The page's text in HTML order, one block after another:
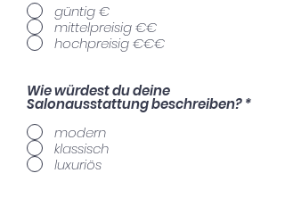
güntig €
mittelpreisig €€
hochpreisig €€€
Wie würdest du deine
Salonausstattung beschreiben?*
modern
klassisch
luxuriös